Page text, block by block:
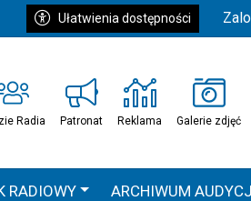
Ułatwienia dostępności
Radia Patronat Reklama Galerie zdjęć
RADIOWY ARCHIWUM